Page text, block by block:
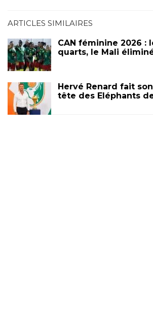
ARTICLES SIMILAIRES
CAN féminine 2026 :
quarts, le Mali
Hervé Renard fait
tête des Eléphants